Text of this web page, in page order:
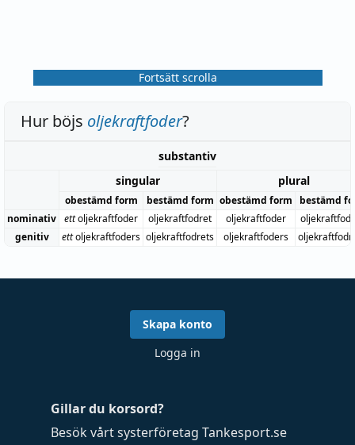
Fortsätt scrolla
Hur böjs oljekraftfoder?
substantiv
singular
plural
obestämd form bestämd form obestämd form
bestämd
nominativ ettoljekraftfoder oljekraftfodret oljekraftfoder
genitiv
ettoljekraftfoders oljekraftfodrets oljekraftfoders
Gillar du korsord?
Besök vårt systerföretag Tankesport.se
Skapa konto
Logga in